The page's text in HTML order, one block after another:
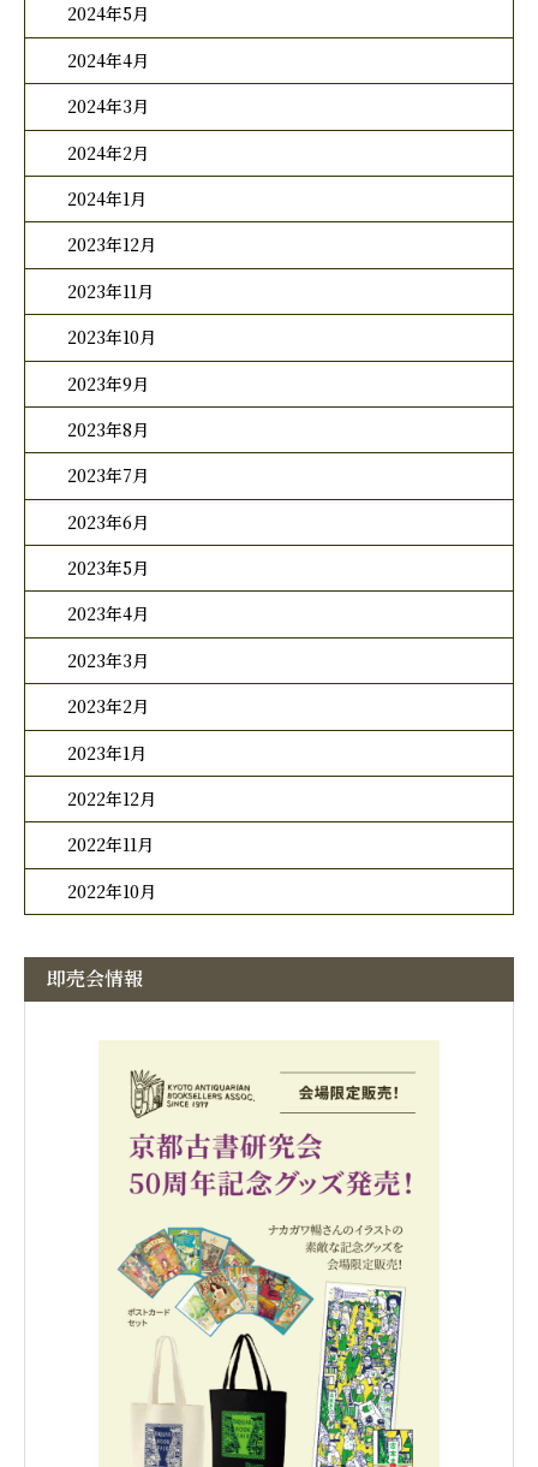
2024年5月
2024年4月
2024年3月
2024年2月
2024年1月
2023年12月
2023年11月
2023年10月
2023年9月
2023年8月
2023年7月
2023年6月
2023年5月
2023年4月
2023年3月
2023年2月
2023年1月
2022年12月
2022年11月
2022年10月
即売会情報